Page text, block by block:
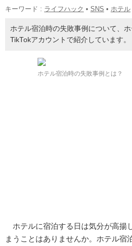
キーワード : ライフハック • SNS • ホテル
ホテル宿泊時の失敗事例について、
TikTokアカウントで紹介しています。
ホテル宿泊時の失敗事例とは？
ホテルに宿泊する日は気分が高揚
まうことはありませんか。ホテル宿